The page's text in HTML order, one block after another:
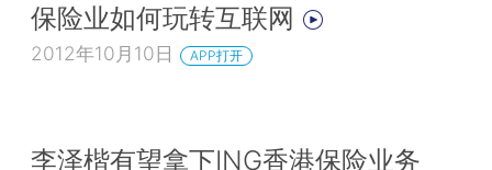
保险业如何玩转互联网
2012年10月10日 APP打开
李泽楷有望拿下ING香港保险业务